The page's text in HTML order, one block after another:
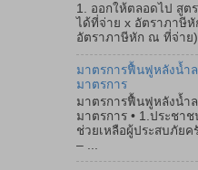
1. ออกให้ตลอดไป สูต
ได้ที่จ่าย x อัตราภาษี
อัตราภาษีหัก ณ ที่จ่าย
มาตรการฟื้นฟูหลังน้ำ
มาตรการ
มาตรการฟื้นฟูหลังน้ำ
มาตรการ • 1.ประชา
ช่วยเหลือผู้ประสบภัยค
– ...